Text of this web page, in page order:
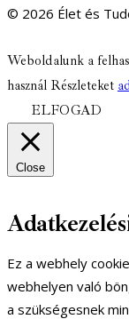
© 2026 Élet és
facebook-
1
youtube-
1
email
Weboldalunk a
használ Részleteket
ELFOGAD
Close
Ez a webhely
webhelyen való
a szükségesnek